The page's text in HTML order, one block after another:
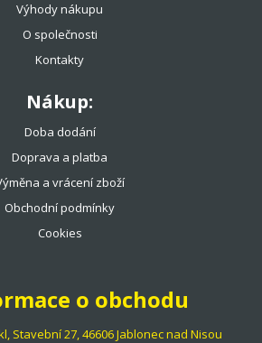
Výhody nákupu
O společnosti
Kontakty
Nákup:
Doba dodání
Doprava a platba
a vrácení zboží
Obchodní podmínky
Cookies
o obchodu
Stavební 27, 46606 Jablonec nad Nisou